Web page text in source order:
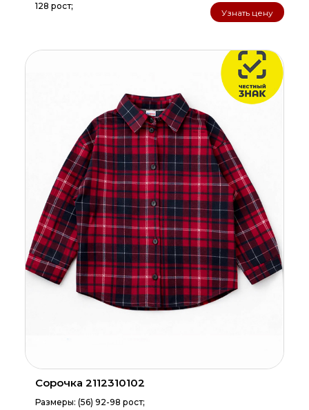
128 рост;
Узнать цену
Сорочка 2112310102
Размеры: (56) 92-98 рост;